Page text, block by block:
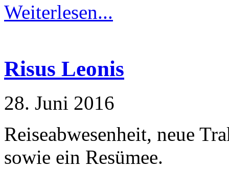
Weiterlesen...
Risus Leonis
28. Juni 2016
Reiseabwesenheit, neue
sowie ein Resümee.